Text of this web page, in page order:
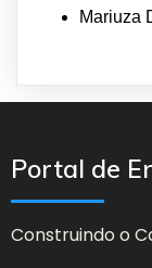
Mariuza
Portal de
Construindo o